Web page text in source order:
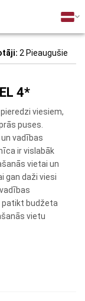
2 Pieaugušie
4*
viesiem,
puses.
vadības
ir vislabāk
vietai un
gan daži viesi
patikt budžeta
vietu